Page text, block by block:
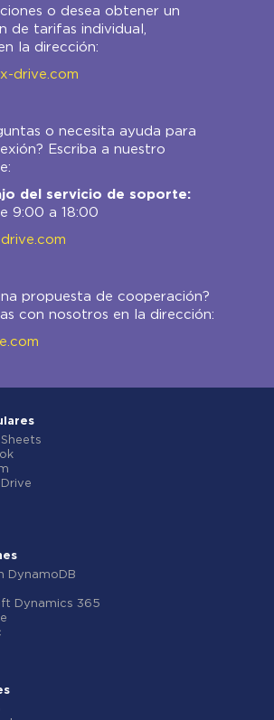
o desea obtener un
de tarifas individual,
la dirección:
drive.com
o necesita ayuda para
Escriba a nuestro
del servicio de soporte:
9:00 a 18:00
propuesta de cooperación?
con nosotros en la dirección:
CRM
DynamoDB
Dynamics 365